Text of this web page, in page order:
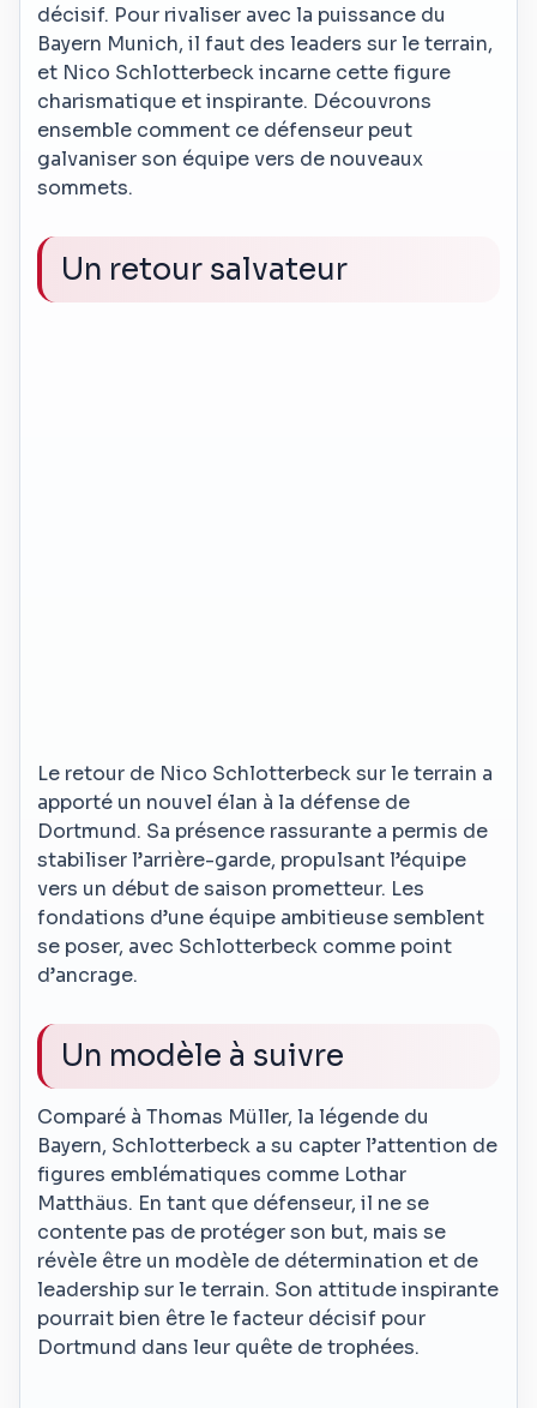
décisif. Pour rivaliser avec la puissance du
Bayern Munich, il faut des leaders sur le terrain,
et Nico Schlotterbeck incarne cette figure
charismatique et inspirante. Découvrons
ensemble comment ce défenseur peut
galvaniser son équipe vers de nouveaux
sommets.
Un retour salvateur
Le retour de Nico Schlotterbeck sur le terrain a
apporté un nouvel élan à la défense de
Dortmund. Sa présence rassurante a permis de
stabiliser l’arrière-garde, propulsant l’équipe
vers un début de saison prometteur. Les
fondations d’une équipe ambitieuse semblent
se poser, avec Schlotterbeck comme point
d’ancrage.
Un modèle à suivre
Comparé à Thomas Müller, la légende du
Bayern, Schlotterbeck a su capter l’attention de
figures emblématiques comme Lothar
Matthäus. En tant que défenseur, il ne se
contente pas de protéger son but, mais se
révèle être un modèle de détermination et de
leadership sur le terrain. Son attitude inspirante
pourrait bien être le facteur décisif pour
Dortmund dans leur quête de trophées.